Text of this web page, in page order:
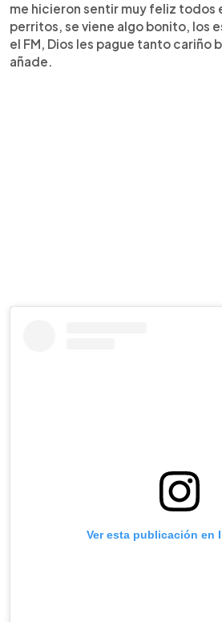
me hicieron sentir muy feliz todos
perritos, se viene algo bonito, los
el FM, Dios les pague tanto cariño
añade.
Ver esta publicación en